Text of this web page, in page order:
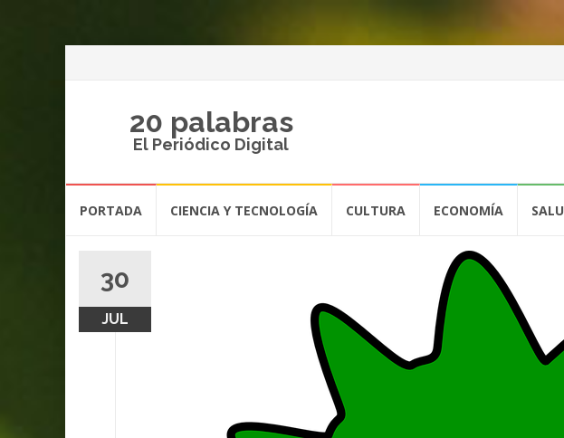
20 palabras
El Periódico Digital
PORTADA CIENCIA Y TECNOLOGÍA CULTURA ECONOMÍA
30
JUL